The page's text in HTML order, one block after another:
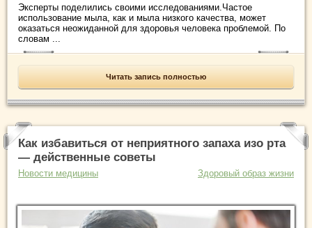
Эксперты поделились своими исследованиями.Частое
использование мыла, как и мыла низкого качества, может
оказаться неожиданной для здоровья человека проблемой. По
словам ...
Читать запись полностью
Как избавиться от неприятного запаха изо рта
— действенные советы
Новости медицины Здоровый образ жизни